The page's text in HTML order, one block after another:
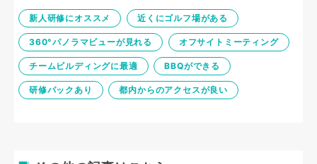
新人研修にオススメ 近くにゴルフ場がある
360°パノラマビューが見れる オフサイトミーティング
チームビルディングに最適 BBQができる
研修パックあり 都内からのアクセスが良い